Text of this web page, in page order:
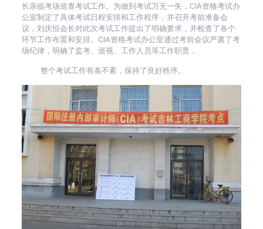
长亲临考场巡查考试工作。为做到考试万无一失，CIA资格考试办
公室制定了具体考试日程安排和工作程序，并召开考前准备会
议，刘庆恒会长对此次考试工作提出了明确要求，并检查了各个
环节工作布置和安排。CIA资格考试办公室通过考前会议严肃了考
场纪律，明确了监考、巡视、工作人员等工作职责，
整个考试工作有条不紊，保持了良好秩序。